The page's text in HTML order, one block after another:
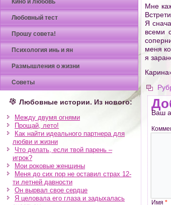
Кино и любовь
Любовный тест
Прошу совета!
Психология инь и ян
Размышления о жизни
Советы
Любовные истории. Из нового:
Между двумя огнями
Прощай, лето!
Как найти идеального партнера для
любви и жизни
Что делать, если твой парень –
игрок?
Мои роковые женщины
Меня до сих пор не оставил страх 12-
ти летней давности
Он вырвал свое сердце
Я целовала его глаза и задыхалась
Мне
Я
всеми
меня
я
Ваш
Имя *